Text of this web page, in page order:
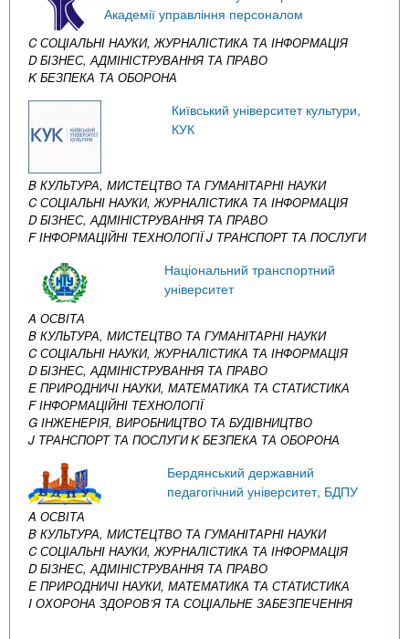
Академії управління персоналом
C СОЦІАЛЬНІ НАУКИ, ЖУРНАЛІСТИКА ТА ІНФОРМАЦІЯ
D БІЗНЕС, АДМІНІСТРУВАННЯ ТА ПРАВО
K БЕЗПЕКА ТА ОБОРОНА
Київський університет культури,
КУК
B КУЛЬТУРА, МИСТЕЦТВО ТА ГУМАНІТАРНІ НАУКИ
C СОЦІАЛЬНІ НАУКИ, ЖУРНАЛІСТИКА ТА ІНФОРМАЦІЯ
D БІЗНЕС, АДМІНІСТРУВАННЯ ТА ПРАВО
F ІНФОРМАЦІЙНІ ТЕХНОЛОГІЇJ ТРАНСПОРТ ТА ПОСЛУГИ
Національний транспортний
університет
A ОСВІТА
B КУЛЬТУРА, МИСТЕЦТВО ТА ГУМАНІТАРНІ НАУКИ
C СОЦІАЛЬНІ НАУКИ, ЖУРНАЛІСТИКА ТА ІНФОРМАЦІЯ
D БІЗНЕС, АДМІНІСТРУВАННЯ ТА ПРАВО
E ПРИРОДНИЧІ НАУКИ, МАТЕМАТИКА ТА СТАТИСТИКА
F ІНФОРМАЦІЙНІ ТЕХНОЛОГІЇ
G ІНЖЕНЕРІЯ, ВИРОБНИЦТВО ТА БУДІВНИЦТВО
J ТРАНСПОРТ ТА ПОСЛУГИK БЕЗПЕКА ТА ОБОРОНА
Бердянський державний
педагогічний університет, БДПУ
A ОСВІТА
B КУЛЬТУРА, МИСТЕЦТВО ТА ГУМАНІТАРНІ НАУКИ
C СОЦІАЛЬНІ НАУКИ, ЖУРНАЛІСТИКА ТА ІНФОРМАЦІЯ
D БІЗНЕС, АДМІНІСТРУВАННЯ ТА ПРАВО
E ПРИРОДНИЧІ НАУКИ, МАТЕМАТИКА ТА СТАТИСТИКА
I ОХОРОНА ЗДОРОВ’Я ТА СОЦІАЛЬНЕ ЗАБЕЗПЕЧЕННЯ